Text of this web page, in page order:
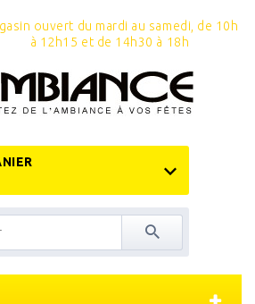
ouvert du mardi au samedi, de 10h
à 12h15 et de 14h30 à 18h